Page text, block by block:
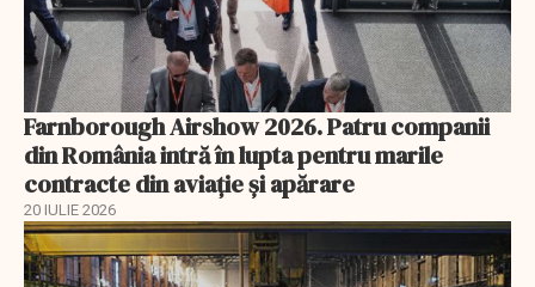
Farnborough Airshow 2026. Patru companii
din România intră în lupta pentru marile
contracte din aviație și apărare
20 IULIE 2026